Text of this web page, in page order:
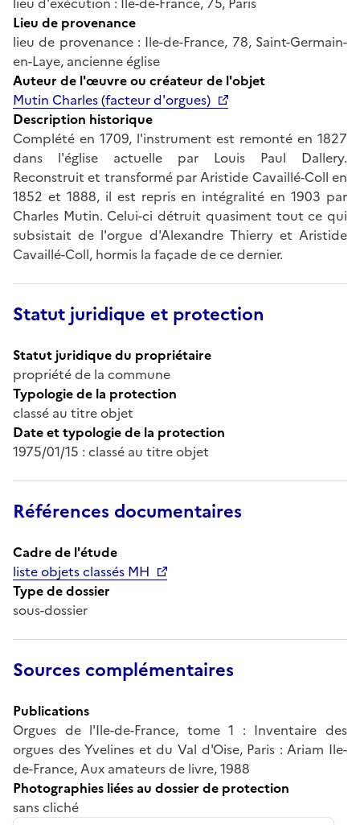
Lieu de provenance
lieu de provenance : Ile-de-France, 78, Saint-Germain-
en-Laye, ancienne église
Auteur de l'œuvre ou créateur de l'objet
Mutin Charles (facteur d'orgues)
Description historique
Complété en 1709, l'instrument est remonté en 1827
dans l'église actuelle par Louis Paul Dallery.
Reconstruit et transformé par Aristide Cavaillé-Coll en
1852 et 1888, il est repris en intégralité en 1903 par
Charles Mutin. Celui-ci détruit quasiment tout ce qui
subsistait de l'orgue d'Alexandre Thierry et Aristide
Cavaillé-Coll, hormis la façade de ce dernier.
Statut juridique et protection
Statut juridique du propriétaire
propriété de la commune
Typologie de la protection
classé au titre objet
Date et typologie de la protection
1975/01/15 : classé au titre objet
Références documentaires
Cadre de l'étude
liste objets classés MH
Type de dossier
sous-dossier
Sources complémentaires
Publications
Orgues de l'Ile-de-France, tome 1 : Inventaire des
orgues des Yvelines et du Val d'Oise, Paris : Ariam Ile-
de-France, Aux amateurs de livre, 1988
Photographies liées au dossier de protection
sans cliché